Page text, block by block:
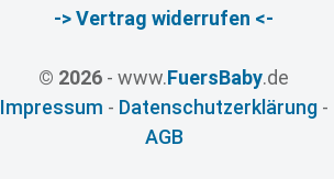
-> Vertrag widerrufen <-
© 2026 - www.FuersBaby.de
Impressum - Datenschutzerklärung-
AGB